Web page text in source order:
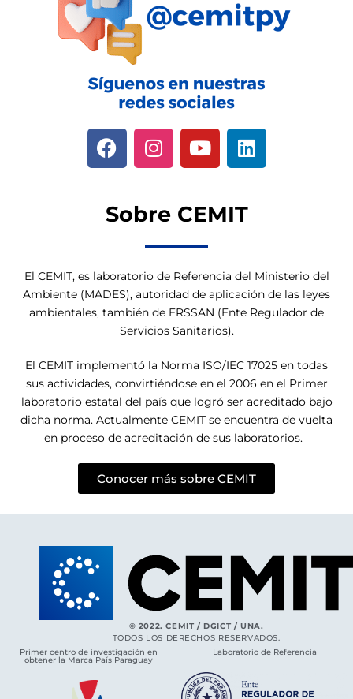
Sobre CEMIT
El CEMIT, es laboratorio de Referencia del Ministerio del
Ambiente (MADES), autoridad de aplicación de las leyes
ambientales, también de ERSSAN (Ente Regulador de
Servicios Sanitarios).
El CEMIT implementó la Norma ISO/IEC 17025 en todas
sus actividades, convirtiéndose en el 2006 en el Primer
laboratorio estatal del país que logró ser acreditado bajo
dicha norma. Actualmente CEMIT se encuentra de vuelta
en proceso de acreditación de sus laboratorios.
Conocer más sobre CEMIT
© 2022. CEMIT / DGICT / UNA.
TODOS LOS DERECHOS RESERVADOS.
Primer centro de investigación en
obtener la Marca País Paraguay
Laboratorio de Referencia